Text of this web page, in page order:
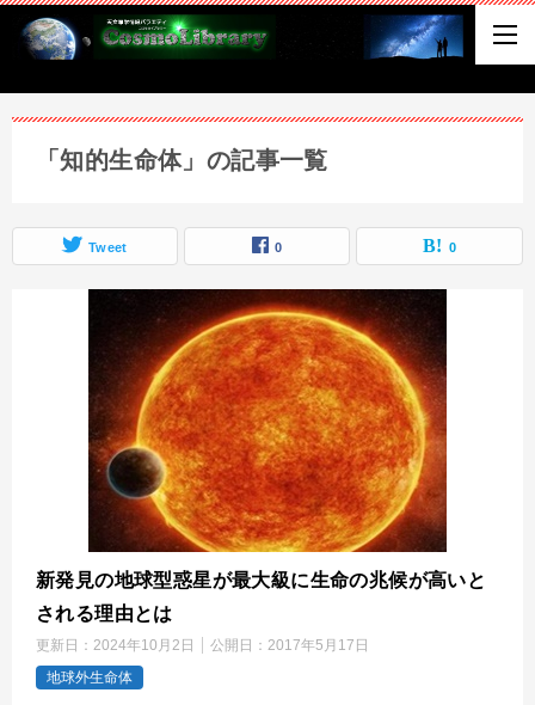
「知的生命体」の記事一覧
Tweet 0 0
新発見の地球型惑星が最大級に生命の兆候が高いと
される理由とは
更新日： 2024年10月2日 公開日： 2017年5月17日
地球外生命体